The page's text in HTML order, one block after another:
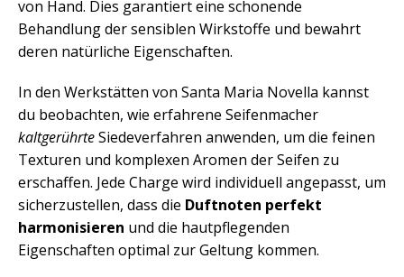
von Hand. Dies garantiert eine schonende
Behandlung der sensiblen Wirkstoffe und bewahrt
deren natürliche Eigenschaften.
In den Werkstätten von Santa Maria Novella kannst
du beobachten, wie erfahrene Seifenmacher
kaltgerührteSiedeverfahren anwenden, um die feinen
Texturen und komplexen Aromen der Seifen zu
erschaffen. Jede Charge wird individuell angepasst, um
sicherzustellen, dass die Duftnoten perfekt
harmonisieren und die hautpflegenden
Eigenschaften optimal zur Geltung kommen.